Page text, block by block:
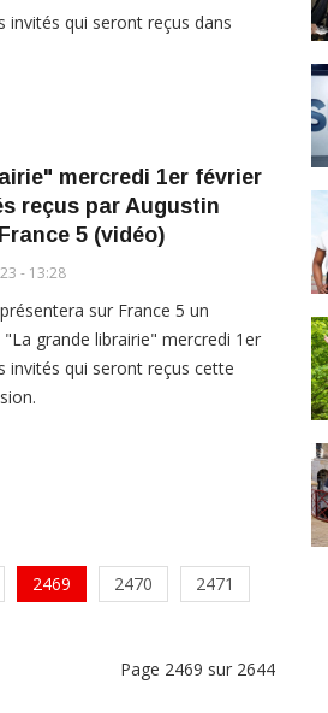
invités qui seront reçus dans
mercredi 1er février
reçus par Augustin
5 (vidéo)
- 13:28
sur France 5 un
grande librairie" mercredi 1er
invités qui seront reçus cette
2469 2470
2471
Page 2469 sur 2644